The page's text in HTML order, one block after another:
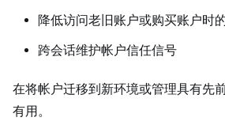
降低访问老旧账户或购买账户时
跨会话维护帐户信任信号
在将帐户迁移到新环境或管理具有先
有用。